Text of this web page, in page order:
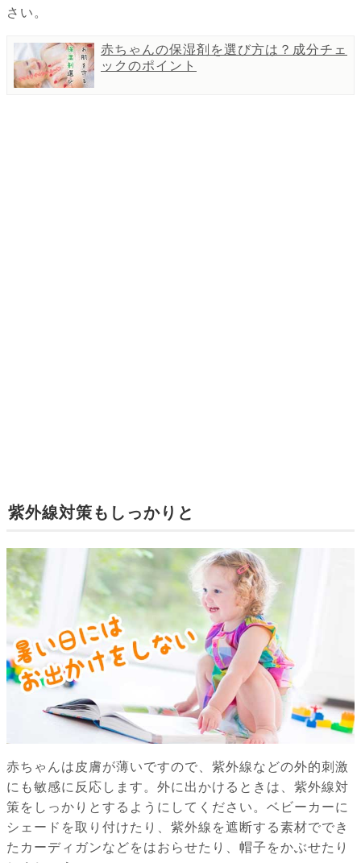
さい。
赤ちゃんの保湿剤を選び方は？成分チェ
ックのポイント
紫外線対策もしっかりと
赤ちゃんは皮膚が薄いですので、紫外線などの外的刺激
にも敏感に反応します。外に出かけるときは、紫外線対
策をしっかりとするようにしてください。ベビーカーに
シェードを取り付けたり、紫外線を遮断する素材ででき
たカーディガンなどをはおらせたり、帽子をかぶせたり